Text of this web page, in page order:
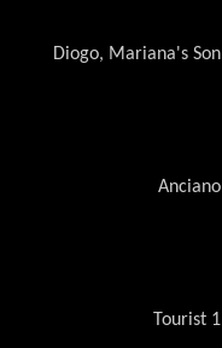
Diogo, Mariana's Son
Anciano
Tourist 1